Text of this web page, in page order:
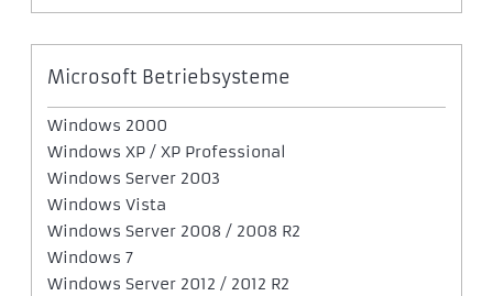
Microsoft Betriebsysteme
Windows 2000
Windows XP / XP Professional
Windows Server 2003
Windows Vista
Windows Server 2008 / 2008 R2
Windows 7
Windows Server 2012 / 2012 R2